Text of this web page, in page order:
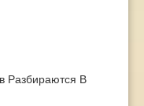
Разбираются В